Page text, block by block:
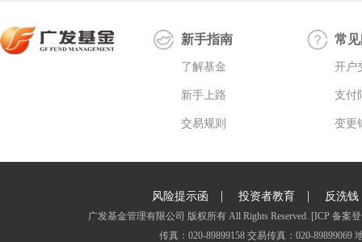
新手指南
了解基金
新手上路
交易规则
常
开户
支付
变更
风险提示函 | 投资者教育 | 反洗钱
广发基金管理有限公司 版权所有 All Rights Reserved. [ICP 备案
传真：020-89899158 交易传真：020-